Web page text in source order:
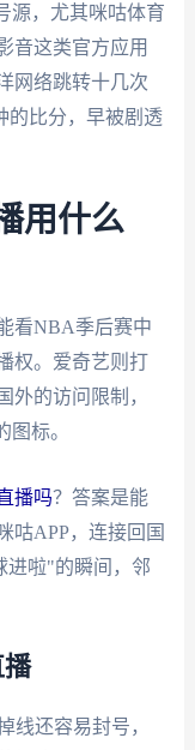
源，尤其咪咕体育
音这类官方应用
网络跳转十几次
的比分，早被剧透
用什么
看NBA季后赛中
权。爱奇艺则打
外的访问限制，
标。
播吗？答案是能
咕APP，连接回国
进啦"的瞬间，邻
线还容易封号，